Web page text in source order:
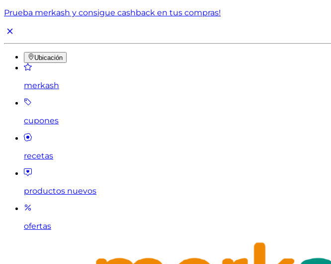
Prueba merkash y consigue cashback en tus compras!
Ubicación
merkash
cupones
recetas
productos nuevos
ofertas